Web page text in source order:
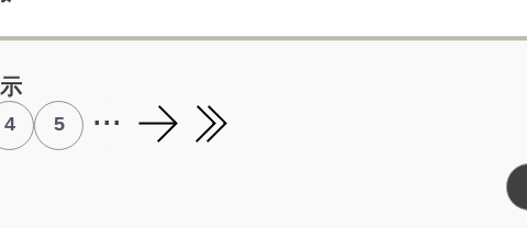
4 5 ...